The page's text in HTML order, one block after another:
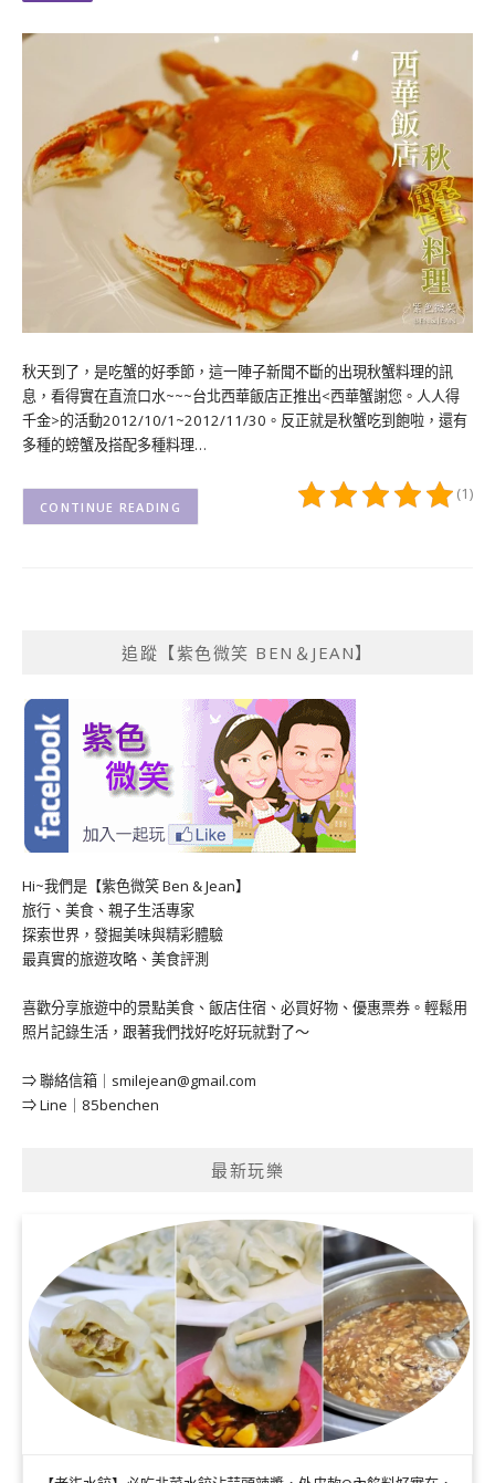
秋天到了，是吃蟹的好季節，這一陣子新聞不斷的出現秋蟹料理的訊
息，看得實在直流口水~~~台北西華飯店正推出<西華蟹謝您。人人得
千金>的活動2012/10/1~2012/11/30。反正就是秋蟹吃到飽啦，還有
多種的螃蟹及搭配多種料理…
(1)
CONTINUE READING
追蹤【紫色微笑 BEN＆JEAN】
Hi~我們是【紫色微笑 Ben & Jean】
旅行、美食、親子生活專家
探索世界，發掘美味與精彩體驗
最真實的旅遊攻略、美食評測
喜歡分享旅遊中的景點美食、飯店住宿、必買好物、優惠票券。輕鬆用
照片記錄生活，跟著我們找好吃好玩就對了～
⇒ 聯絡信箱｜ smilejean@gmail.com
⇒ Line｜85benchen
最新玩樂